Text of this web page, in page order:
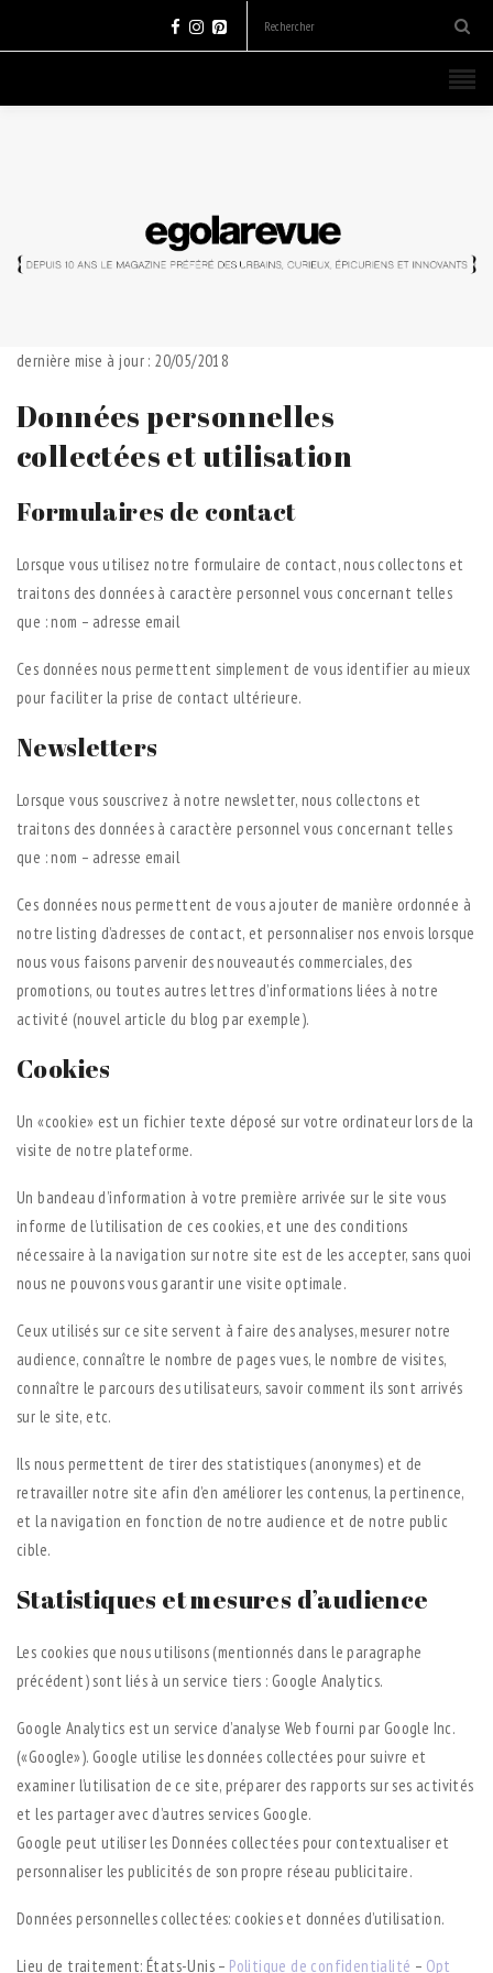
dernière mise à jour : 20/05/2018
Données personnelles
collectées et utilisation
Formulaires de contact
Lorsque vous utilisez notre formulaire de contact, nous collectons et
traitons des données à caractère personnel vous concernant telles
que : nom – adresse email
Ces données nous permettent simplement de vous identifier au mieux
pour faciliter la prise de contact ultérieure.
Newsletters
Lorsque vous souscrivez à notre newsletter, nous collectons et
traitons des données à caractère personnel vous concernant telles
que : nom – adresse email
Ces données nous permettent de vous ajouter de manière ordonnée à
notre listing d’adresses de contact, et personnaliser nos envois lorsque
nous vous faisons parvenir des nouveautés commerciales, des
promotions, ou toutes autres lettres d’informations liées à notre
activité (nouvel article du blog par exemple).
Cookies
Un «cookie» est un fichier texte déposé sur votre ordinateur lors de la
visite de notre plateforme.
Un bandeau d’information à votre première arrivée sur le site vous
informe de l’utilisation de ces cookies, et une des conditions
nécessaire à la navigation sur notre site est de les accepter, sans quoi
nous ne pouvons vous garantir une visite optimale.
Ceux utilisés sur ce site servent à faire des analyses, mesurer notre
audience, connaître le nombre de pages vues, le nombre de visites,
connaître le parcours des utilisateurs, savoir comment ils sont arrivés
sur le site, etc.
Ils nous permettent de tirer des statistiques (anonymes) et de
retravailler notre site afin d’en améliorer les contenus, la pertinence,
et la navigation en fonction de notre audience et de notre public
cible.
Statistiques et mesures d’audience
Les cookies que nous utilisons (mentionnés dans le paragraphe
précédent) sont liés à un service tiers : Google Analytics.
Google Analytics est un service d’analyse Web fourni par Google Inc.
(«Google»). Google utilise les données collectées pour suivre et
examiner l’utilisation de ce site, préparer des rapports sur ses activités
et les partager avec d’autres services Google.
Google peut utiliser les Données collectées pour contextualiser et
personnaliser les publicités de son propre réseau publicitaire.
Données personnelles collectées: cookies et données d’utilisation.
Lieu de traitement: États-Unis – Politique de confidentialité – Opt